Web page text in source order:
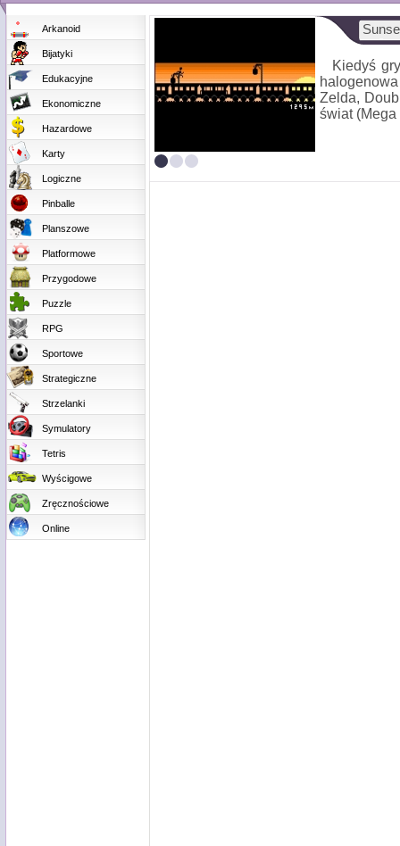
Arkanoid
Bijatyki
Edukacyjne
Ekonomiczne
Hazardowe
Karty
Logiczne
Pinballe
Planszowe
Platformowe
Przygodowe
Puzzle
RPG
Sportowe
Strategiczne
Strzelanki
Symulatory
Tetris
Wyścigowe
Zręcznościowe
Online
Kiedyś
Zelda,
świat (Mega